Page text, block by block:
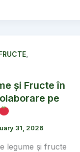
,
și Fructe în
pe
31, 2026
legume și fructe